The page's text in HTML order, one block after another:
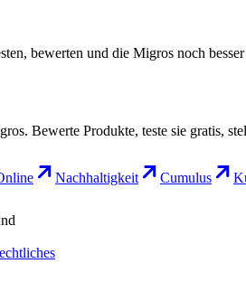
bewerten und die Migros noch
Bewerte Produkte, teste sie gratis,
Nachhaltigkeit Cumulus